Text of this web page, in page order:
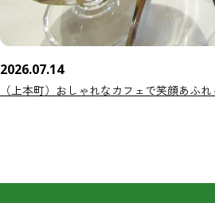
2026.07.14
（上本町）おしゃれなカフェで笑顔あふ